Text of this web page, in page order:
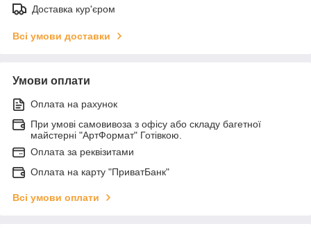
Доставка кур'єром
Всі умови доставки
Умови оплати
Оплата на рахунок
При умові самовивоза з офісу або складу багетної
майстерні "АртФормат" Готівкою.
Оплата за реквізитами
Оплата на карту "ПриватБанк"
Всі умови оплати